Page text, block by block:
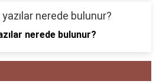
nerede bulunur?